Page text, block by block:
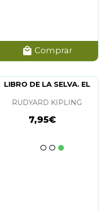
Comprar
LIBRO DE LA SELVA. EL
RUDYARD KIPLING
7,95€